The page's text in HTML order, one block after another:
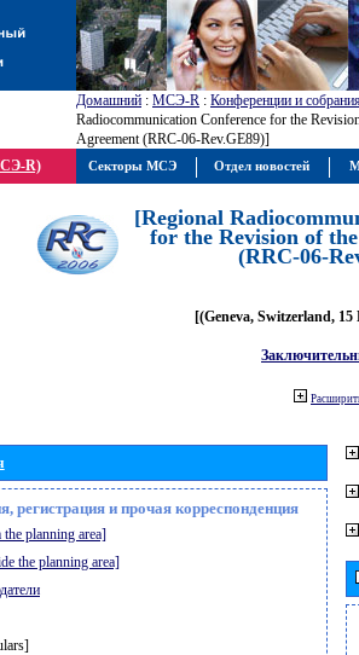
Домашний : МСЭ-R : Конференции и
Radiocommunication Conference for the
Agreement (RRC-06-Rev.GE89)]
R)
[Regional
for the Revision of
(RRC-06-
[(Geneva, Switzerland, 15
регистрация и прочая корреспонденция
planning area]
the planning area]
Секторы МСЭ Отдел новостей